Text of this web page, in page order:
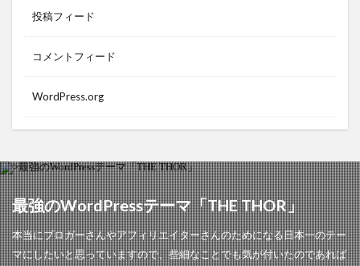
投稿フィード
コメントフィード
WordPress.org
最強のWordPressテーマ「THE THOR」
本当にブロガーさんやアフィリエイターさんのためになる日本一のテー
マにしたいと思っていますので、些細なことでも気が付いたのであれば